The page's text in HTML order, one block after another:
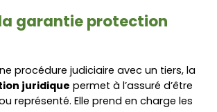
garantie protection
juridique permet à l’assuré d’être
représenté. Elle prend en charge les